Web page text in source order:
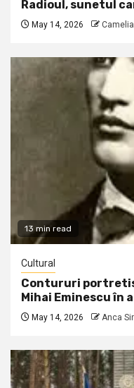
Radioul, sunetul
May 14, 2026
13 min read
Cultural
Contururi
Mihai Eminescu în
May 14, 2026 Anca